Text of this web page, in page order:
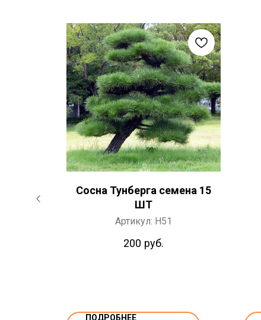
Сосна Тунберга семена 15
ШТ
Артикул: H51
200 руб.
ПОДРОБНЕЕ